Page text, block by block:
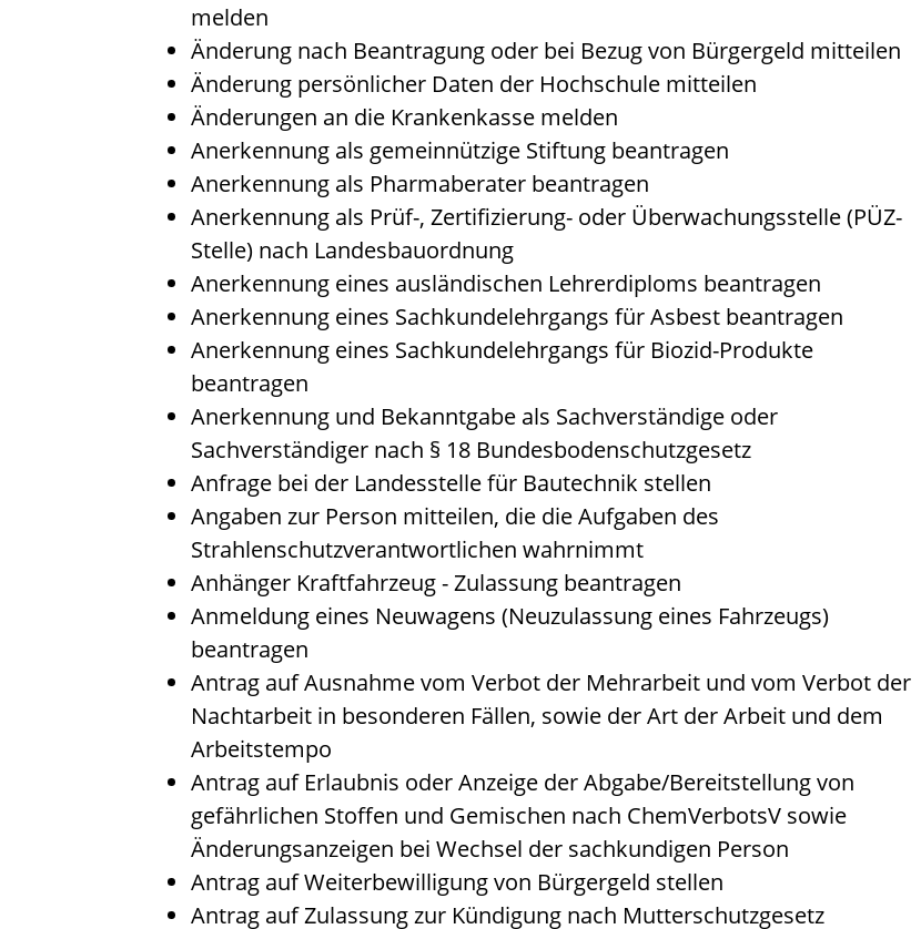
melden
Änderung nach Beantragung oder bei Bezug von Bürgergeld mitteilen
Änderung persönlicher Daten der Hochschule mitteilen
Änderungen an die Krankenkasse melden
Anerkennung als gemeinnützige Stiftung beantragen
Anerkennung als Pharmaberater beantragen
Anerkennung als Prüf-, Zertifizierung- oder Überwachungsstelle (PÜZ-
Stelle) nach Landesbauordnung
Anerkennung eines ausländischen Lehrerdiploms beantragen
Anerkennung eines Sachkundelehrgangs für Asbest beantragen
Anerkennung eines Sachkundelehrgangs für Biozid-Produkte
beantragen
Anerkennung und Bekanntgabe als Sachverständige oder
Sachverständiger nach § 18 Bundesbodenschutzgesetz
Anfrage bei der Landesstelle für Bautechnik stellen
Angaben zur Person mitteilen, die die Aufgaben des
Strahlenschutzverantwortlichen wahrnimmt
Anhänger Kraftfahrzeug - Zulassung beantragen
Anmeldung eines Neuwagens (Neuzulassung eines Fahrzeugs)
beantragen
Antrag auf Ausnahme vom Verbot der Mehrarbeit und vom Verbot der
Nachtarbeit in besonderen Fällen, sowie der Art der Arbeit und dem
Arbeitstempo
Antrag auf Erlaubnis oder Anzeige der Abgabe/Bereitstellung von
gefährlichen Stoffen und Gemischen nach ChemVerbotsV sowie
Änderungsanzeigen bei Wechsel der sachkundigen Person
Antrag auf Weiterbewilligung von Bürgergeld stellen
Antrag auf Zulassung zur Kündigung nach Mutterschutzgesetz